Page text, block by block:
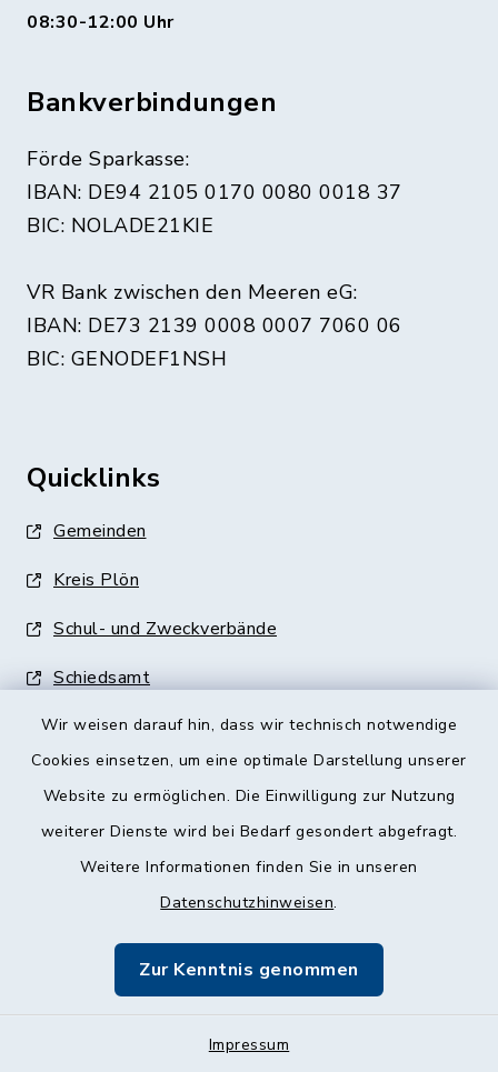
Wir weisen darauf hin, dass wir technisch notwendige
Cookies einsetzen, um eine optimale Darstellung unserer
Website zu ermöglichen. Die Einwilligung zur Nutzung
weiterer Dienste wird bei Bedarf gesondert abgefragt.
Weitere Informationen finden Sie in unseren
Datenschutzhinweisen.
Zur Kenntnis genommen
Impressum
08:30-12:00 Uhr
Bankverbindungen
Förde Sparkasse:
IBAN: DE94 2105 0170 0080 0018 37
BIC: NOLADE21KIE
VR Bank zwischen den Meeren eG:
IBAN: DE73 2139 0008 0007 7060 06
BIC: GENODEF1NSH
Quicklinks
Gemeinden
Kreis Plön
Schul- und Zweckverbände
Schiedsamt
Gleichstellungsbeauftragte
Rentenberatung
Ver- und Entsorgung
Barrierefreiheit